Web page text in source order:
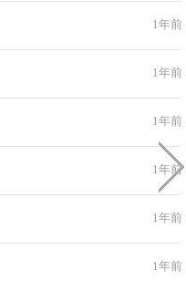
1年前
1年前
1年前
1年前
1年前
1年前